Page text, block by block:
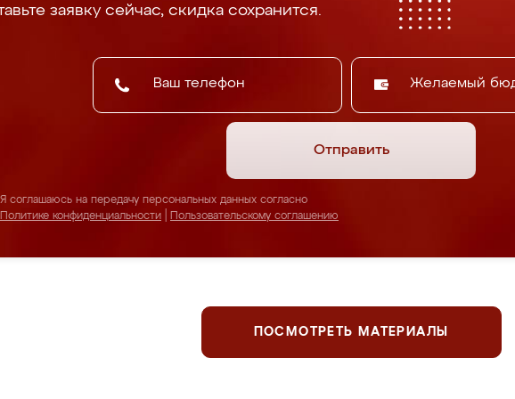
заявку сейчас, скидка сохранится.
Желаемый
Отправить
Я соглашаюсь на передачу персональных данных согласно
Политике конфиденциальности
Пользовательскому соглашению
ПОСМОТРЕТЬ МАТЕРИАЛЫ